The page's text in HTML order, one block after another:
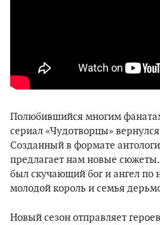
Полюбившийся многим
сериал «Чудотворцы»
Созданный в формате
предлагает нам новые
был скучающий бог и ангел по
молодой король и семья
Новый сезон отправляет